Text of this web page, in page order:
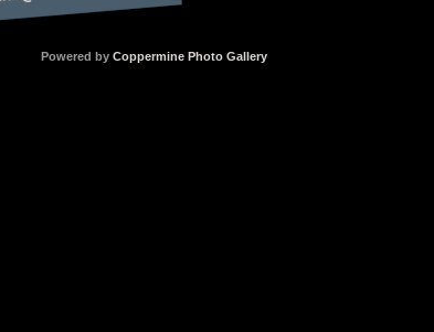
Powered by Coppermine Photo Gallery